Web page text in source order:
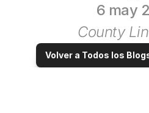
6 may
County
Volver a Todos los